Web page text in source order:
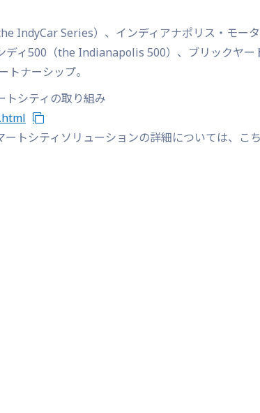
IndyCar Series）、インディアナポリス・モータ
ィ500（the Indianapolis 500）、ブリックヤー
ナーシップ。
トシティの取り組み
トシティソリューションの詳細については、こ